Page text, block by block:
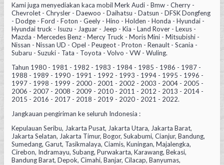
Kami juga menyediakan kaca mobil Merk Audi - Bmw - Cherry -
Chevrolet - Chrysler - Daewoo - Daihatsu - Datsun - DFSK Dongfeng
- Dodge - Ford - Foton - Geely - Hino - Holden - Honda - Hyundai -
Hyundai truck - Isuzu - Jaguar - Jeep - Kia - Land Rover - Lexus -
Mazda - Mercedes Benz - Mercy Truck - Moris Mini - Mitsubishi -
Nissan - Nissan UD - Opel - Peugeot - Proton - Renault - Scania -
Subaru - Suzuki - Tata - Toyota - Volvo - VW - Wuling.
Tahun 1980 - 1981 - 1982 - 1983 - 1984 - 1985 - 1986 - 1987 -
1988 - 1989 - 1990 - 1991 - 1992 - 1993 - 1994 - 1995 - 1996 -
1997 - 1998 - 1999 - 2000 - 2001 - 2002 - 2003 - 2004 - 2005 -
2006 - 2007 - 2008 - 2009 - 2010 - 2011 - 2012 - 2013 - 2014 -
2015 - 2016 - 2017 - 2018 - 2019 - 2020 - 2021 - 2022.
Jangkauan pengiriman ke seluruh Indonesia :
Kepulauan Seribu, Jakarta Pusat, Jakarta Utara, Jakarta Barat,
Jakarta Selatan, Jakarta Timur, Bogor, Sukabumi, Cianjur, Bandung,
Sumedang, Garut, Tasikmalaya, Ciamis, Kuningan, Majalengka,
Cirebon, Indramayu, Subang, Purwakarta, Karawang, Bekasi,
Bandung Barat, Depok, Cimahi, Banjar, Cilacap, Banyumas,